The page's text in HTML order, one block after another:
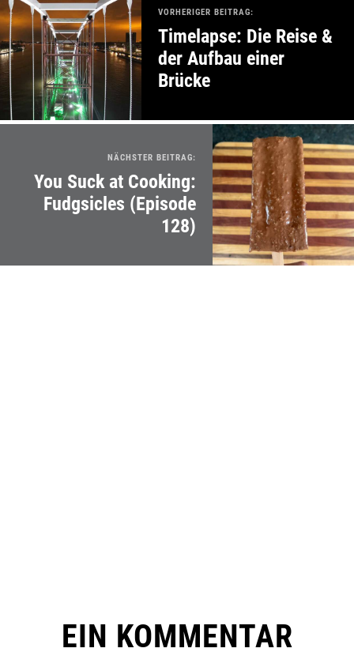
VORHERIGER BEITRAG:
Timelapse: Die Reise &
der Aufbau einer
Brücke
NÄCHSTER BEITRAG:
You Suck at Cooking:
Fudgsicles (Episode
128)
EIN KOMMENTAR